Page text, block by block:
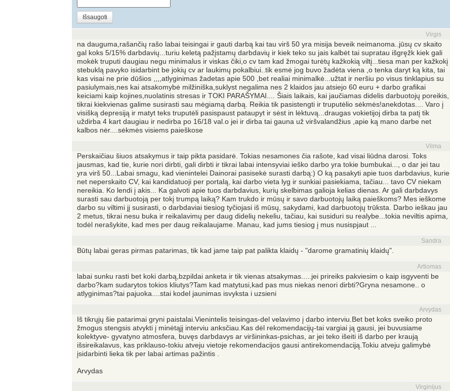
Išsaugoti
Virgis
na dauguma,rašančių rašo labai teisingai ir gauti darbą kai tau virš 50 yra misija beveik neimanoma..jūsų cv skaito
gal koks 5/15% darbdavių...turiu keletą pažįstamų darbdavių ir kiek teko su jais kalbėt tai supratau išgręžk kiek gali
mokėk truputi daugiau negu minimalus ir viskas čiki,o cv tam kad žmogai turėtų kažkokią viltį...tiesa man per kažkokį
stebuklą pavyko isidarbint be jokių cv ar laukimų pokalbiui..tik esmė jog buvo žadėta viena ,o tenka daryt ką kita, tai
kas visai ne prie dūšios ,,,,atlyginimas žadetas apie 500 ,bet realiai minimalkė...užtat ir neršiu po visus tinklapius su
pasiulymais,nes kai atsakomybė milžiniška,suklyst negalima nes 2 klaidos jau atsiejo 60 euru + darbo grafikai
keiciami kaip kojines,nuolatinis stresas ir TOKI PARAŠYMAI.... Šiais laikais, kai jaučiamas didelis darbuotojų poreikis,
tikrai kiekvienas galime susirasti sau mėgiamą darbą. Reikia tik pasistengti ir truputėlio sėkmės!anekdotas.... Varo į
visišką depresiją ir matyt teks truputėli pasispaust pataupyt ir sėst in lėktuvą...draugas vokietijoj dirba ta patį tik
uždirba 4 kart daugiau ir nedirba po 16/18 val.o jei ir dirba tai gauna už viršvalandžius ,apie ką mano darbe net
kalbos nėr....sėkmės visiems paieškose
Vilma
Perskaičiau šiuos atsakymus ir taip pikta pasidarė. Tokias nesamones čia rašote, kad visai liūdna darosi. Toks
jausmas, kad tie, kurie nori dirbti, gali dirbti ir tikrai labai intensyviai ieško darbo yra tokie bumbukai..., o dar jei tau
yra virš 50...Labai smagu, kad vienintelei Dainorai pasisekė surasti darbą:) O ką pasakyti apie tuos darbdavius, kurie
net neperskaito CV, kai kandidatuoji per portalą, kai darbo vieta lyg ir sunkiai pasiekiama, tačiau... tavo CV niekam
nereikia. Ko lendi į akis... Ka galvoti apie tuos darbdavius, kurių skelbimas galioja kelias dienas. Ar gali darbdavys
surasti sau darbuotoją per tokį trumpą laiką? Kam trukdo ir mūsų ir savo darbuotojų laiką paieškoms? Mes ieškome
darbo su viltimi jį susirasti, o darbdaviai tiesiog tyčiojasi iš mūsų, sakydami, kad darbuotojų trūksta. Darbo ieškau jau
2 metus, tikrai nesu buka ir reikalavimų per daug didelių nekeliu, tačiau, kai susiduri su realybe...tokia neviltis apima,
todėl nerašykite, kad mes per daug reikalaujame. Manau, kad jums tiesiog į mus nusispjaut ...
Sandra
Būtų labai geras pirmas patarimas, tik kad jame taip pat palikta klaidų - "darome gramatinių klaidų".
Artiomas
labai sunku rasti bet koki darbą,bzpildai anketa ir tik vienas atsakymas.....jei prireiks pakviesim o kaip isgyventi be
darbo?kam sudarytos tokios kliutys?Tam kad matytusi,kad pas mus niekas nenori dirbti?Gryna nesamone.. o
atlyginimas?tai pajuoka....stai kodel jaunimas isvyksta i uzsieni
Arvydas
Iš tikrųjų šie patarimai gryni paistalai.Vienintelis teisingas-del velavimo į darbo interviu.Bet bet koks sveiko proto
žmogus stengsis atvykti į minėtąjį interviu anksčiau.Kas dėl rekomendacijų-tai vargiai ją gausi, jei buvusiame
kolektyve- gyvatyno atmosfera, buvęs darbdavys ar viršininkas-psichas, ar jei teko išeiti iš darbo per kraują
išsireikalavus, kas priklauso-tokiu atveju vietoje rekomendacijos gausi antirekomendaciją.Tokiu atveju galimybė
įsidarbinti lieka tik per labai artimas pažintis .
Arvydas
Virginijus